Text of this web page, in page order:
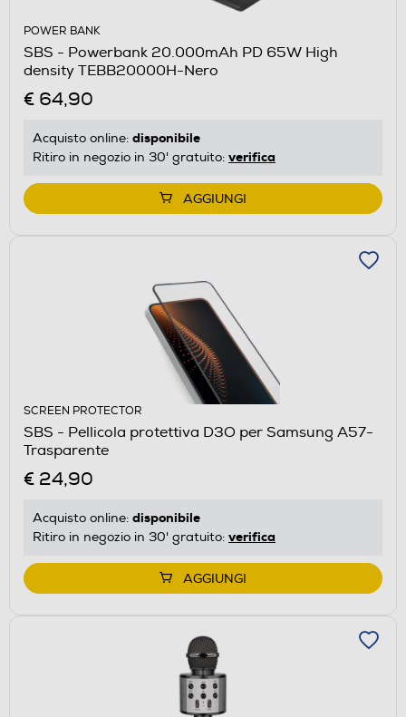
POWER BANK
SBS - Powerbank 20.000mAh PD 65W High
density TEBB20000H-Nero
€ 64,90
Acquisto online: disponibile
Ritiro in negozio in 30' gratuito: verifica
AGGIUNGI
SCREEN PROTECTOR
SBS - Pellicola protettiva D3O per Samsung A57-
Trasparente
€ 24,90
Acquisto online: disponibile
Ritiro in negozio in 30' gratuito: verifica
AGGIUNGI